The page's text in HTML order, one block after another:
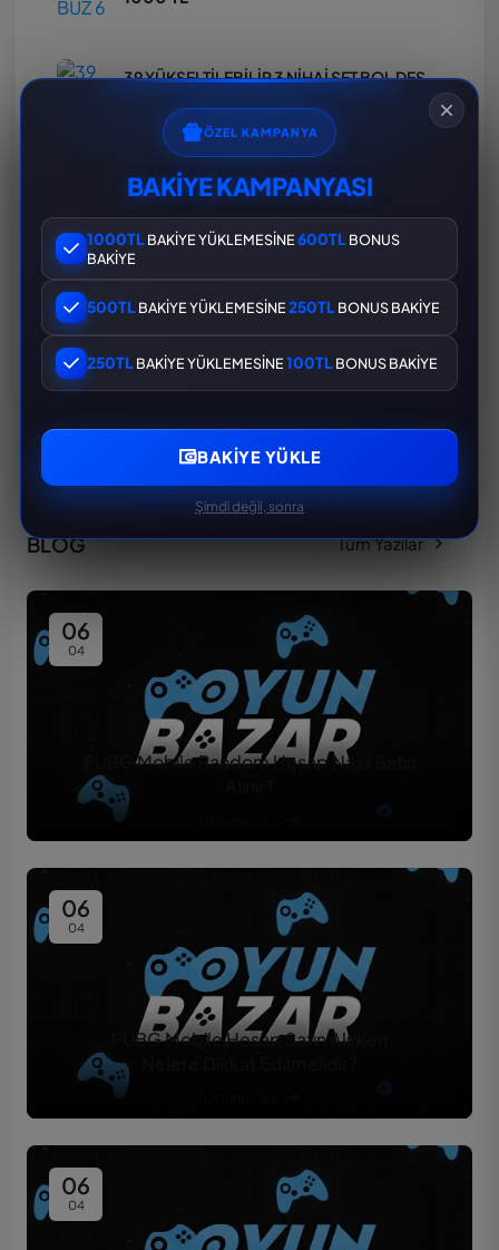
39 YÜKSELTİLEBİLİR 3 NİHAİ SET BOL DESTANSI FIRSAT HESAP
1000 TL
1000 TL 2400 TL
105 DESTANSI 30 YÜKSELTİLEBİLİR SARI MUMYALI
BLOG Tüm Yazılar
06
04
PUBG Mobile Random Hesap Nasıl Satın
06
04
PUBG Mobile Hesap Satın Alırken
06
04
ÖZEL KAMPANYA
BAKİYE KAMPANYASI
1000TLBAKİYE YÜKLEMESİNE600TLBONUS
BAKİYE
500TLBAKİYE YÜKLEMESİNE250TLBONUS BAKİYE
250TLBAKİYE YÜKLEMESİNE100TLBONUS BAKİYE
BAKIYE YÜKLE
Şimdi değil, sonra